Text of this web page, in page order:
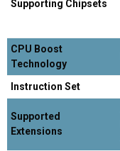
Supporting Chipsets
CPU Boost
Technology
Instruction Set
Supported
Extensions